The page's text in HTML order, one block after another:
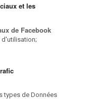
et les
de Facebook
d'utilisation;
types de Données